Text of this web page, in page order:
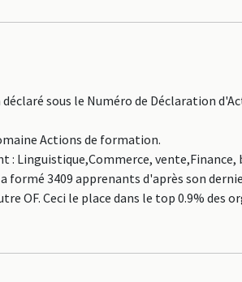
sous le Numéro de Déclaration
Actions de formation.
Linguistique,Commerce, vente,Finance,
a formé 3409 apprenants d'après son
OF. Ceci le place dans le top 0.9% des